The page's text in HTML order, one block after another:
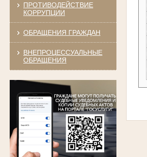
ПРОТИВОДЕЙСТВИЕ
КОРРУПЦИИ
ОБРАЩЕНИЯ ГРАЖДАН
ВНЕПРОЦЕССУАЛЬНЫЕ
ОБРАЩЕНИЯ